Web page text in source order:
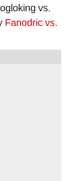
vs.
Fanodric vs.